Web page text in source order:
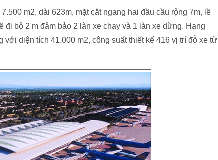
m2, dài 623m, mặt cắt ngang hai đầu cầu rộng 7m, lề
bộ 2 m đảm bảo 2 làn xe chạy và 1 làn xe dừng. Hạng
diện tích 41.000 m2, công suất thiết kế 416 vị trí đỗ xe từ